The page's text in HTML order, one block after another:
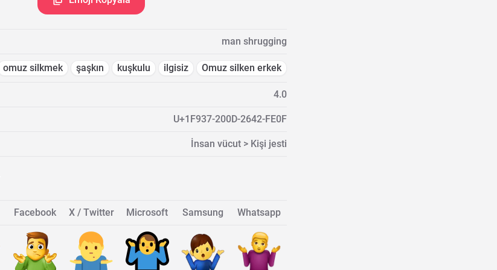
man shrugging
omuz silkmek şaşkın kuşkulu ilgisiz Omuz silken erkek
4.0
U+1F937-200D-2642-FE0F
İnsan vücut > Kişi jesti
Facebook X / Twitter Microsoft Samsung Whatsapp